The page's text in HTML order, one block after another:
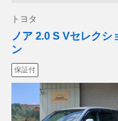
トヨタ
ノア 2.0 S Vセレク
ン
保証付